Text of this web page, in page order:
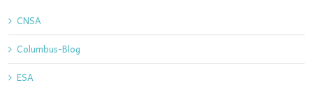
CNSA
Columbus-Blog
ESA